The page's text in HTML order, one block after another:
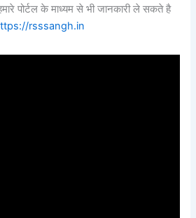
पोर्टल के माध्यम से भी जानकारी ले सकते है
rsssangh.in